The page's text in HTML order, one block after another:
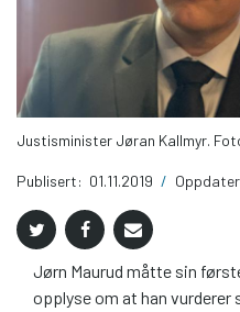
Justisminister Jøran Kallmyr.
Publisert: 01.11.2019 /
Jørn Maurud måtte sin
opplyse om at han vurderer